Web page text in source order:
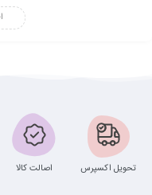
تحویل اکسپرس اصالت کالا